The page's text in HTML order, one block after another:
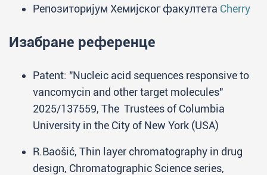
Репозиторијум Хемијског факултета Cherry
Изабране референце
Patent: "Nucleic acid sequences responsive to
vancomycin and other target molecules"
2025/137559, The Trustees of Columbia
University in the City of New York (USA)
R.Baošić, Thin layer chromatography in drug
design, Chromatographic Science series,